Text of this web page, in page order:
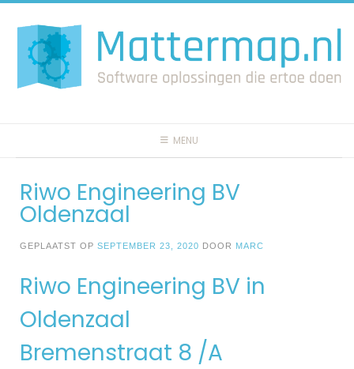
naar
inhoud
MENU
Riwo Engineering BV
Oldenzaal
GEPLAATST OP SEPTEMBER 23, 2020 DOOR MARC
Riwo Engineering BV in
Oldenzaal
Bremenstraat 8 /A